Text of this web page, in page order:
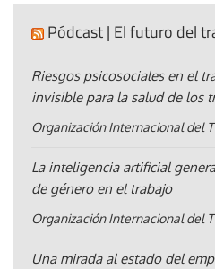
Pódcast | El futuro del
Riesgos psicosociales en el
invisible para la salud de los
Organización Internacional del
La inteligencia artificial
de género en el trabajo
Organización Internacional del
Una mirada al estado del